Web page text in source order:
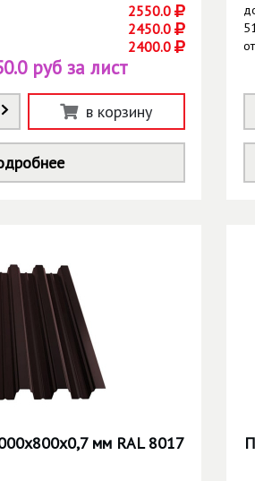
2550.0
2450.0
2400.0
*
руб за лист
в корзину
от
мм RAL 8017